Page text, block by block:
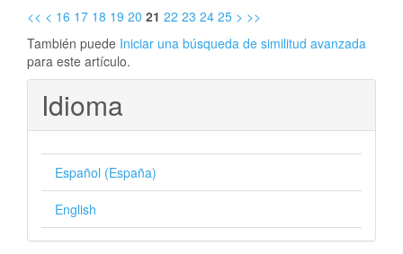
<< < 16 17 18 19 20 21 22 23 24 25 > >>
También puede Iniciar una búsqueda de similitud avanzada
para este artículo.
Idioma
Español (España)
English